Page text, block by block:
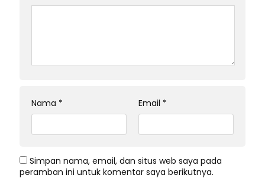
Nama * Email *
Simpan nama, email, dan situs web saya pada
peramban ini untuk komentar saya berikutnya.